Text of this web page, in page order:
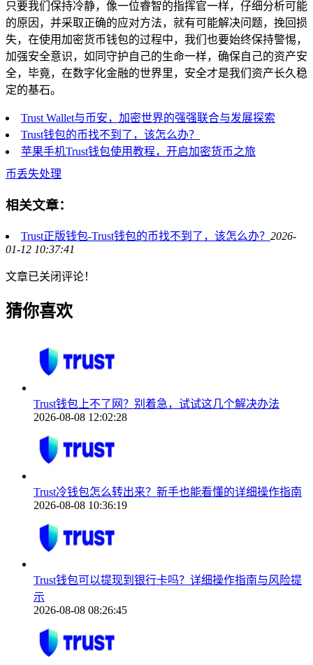
只要我们保持冷静，像一位睿智的指挥官一样，仔细分析可能
的原因，并采取正确的应对方法，就有可能解决问题，挽回损
失，在使用加密货币钱包的过程中，我们也要始终保持警惕，
加强安全意识，如同守护自己的生命一样，确保自己的资产安
全，毕竟，在数字化金融的世界里，安全才是我们资产长久稳
定的基石。
Trust Wallet与币安，加密世界的强强联合与发展探索
Trust钱包的币找不到了，该怎么办？
苹果手机Trust钱包使用教程，开启加密货币之旅
币丢失处理
相关文章：
Trust正版钱包-Trust钱包的币找不到了，该怎么办？ 2026-
01-12 10:37:41
文章已关闭评论！
猜你喜欢
Trust钱包上不了网？别着急，试试这几个解决办法
2026-08-08 12:02:28
Trust冷钱包怎么转出来？新手也能看懂的详细操作指南
2026-08-08 10:36:19
Trust钱包可以提现到银行卡吗？详细操作指南与风险提
示
2026-08-08 08:26:45